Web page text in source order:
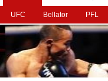
UFC Bellator PFL